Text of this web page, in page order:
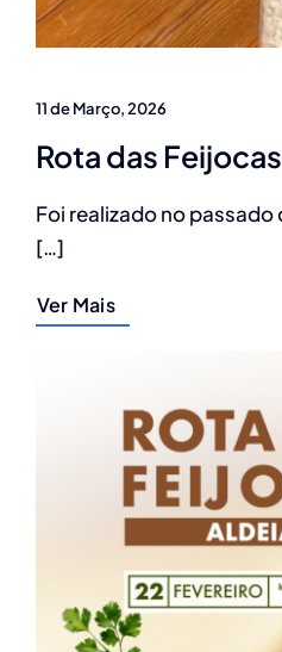
11 de Março, 2026
Rota das Feijocas
Foi realizado no passado
[…]
Ver Mais